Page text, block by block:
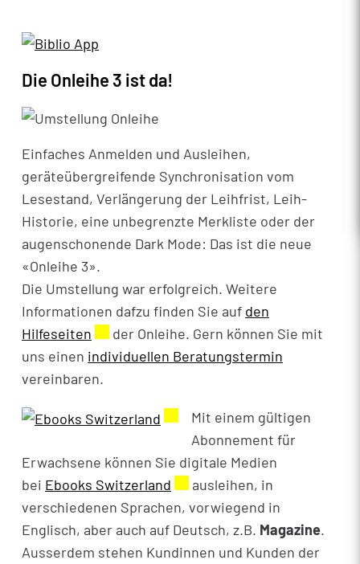
Die Onleihe 3 ist da!
Einfaches Anmelden und Ausleihen,
geräteübergreifende Synchronisation vom
Lesestand, Verlängerung der Leihfrist, Leih-
Historie, eine unbegrenzte Merkliste oder der
augenschonende Dark Mode: Das ist die neue
«Onleihe 3».
Die Umstellung war erfolgreich. Weitere
Informationen dafzu finden Sie auf den
Hilfeseiten Externer Link wird in einem neuen
der Onleihe. Gern können Sie mit
uns einen individuellen Beratungstermin
vereinbaren.
Externer Link wird in einem
Mit einem gültigen
Abonnement für
Erwachsene können Sie digitale Medien
bei Ebooks Switzerland Externer Link wird in einem
ausleihen, in
verschiedenen Sprachen, vorwiegend in
Englisch, aber auch auf Deutsch, z.B. Magazine.
Ausserdem stehen Kundinnen und Kunden der